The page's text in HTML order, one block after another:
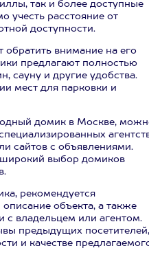
так и более доступные
учесть расстояние от
доступности.
обратить внимание на его
предлагают полностью
сауну и другие удобства.
мест для парковки и
домик в Москве,
сайтов с объявлениями.
широкий выбор домиков
рекомендуется
объекта, а также
с владельцем или агентом.
предыдущих посетителей,
и качестве